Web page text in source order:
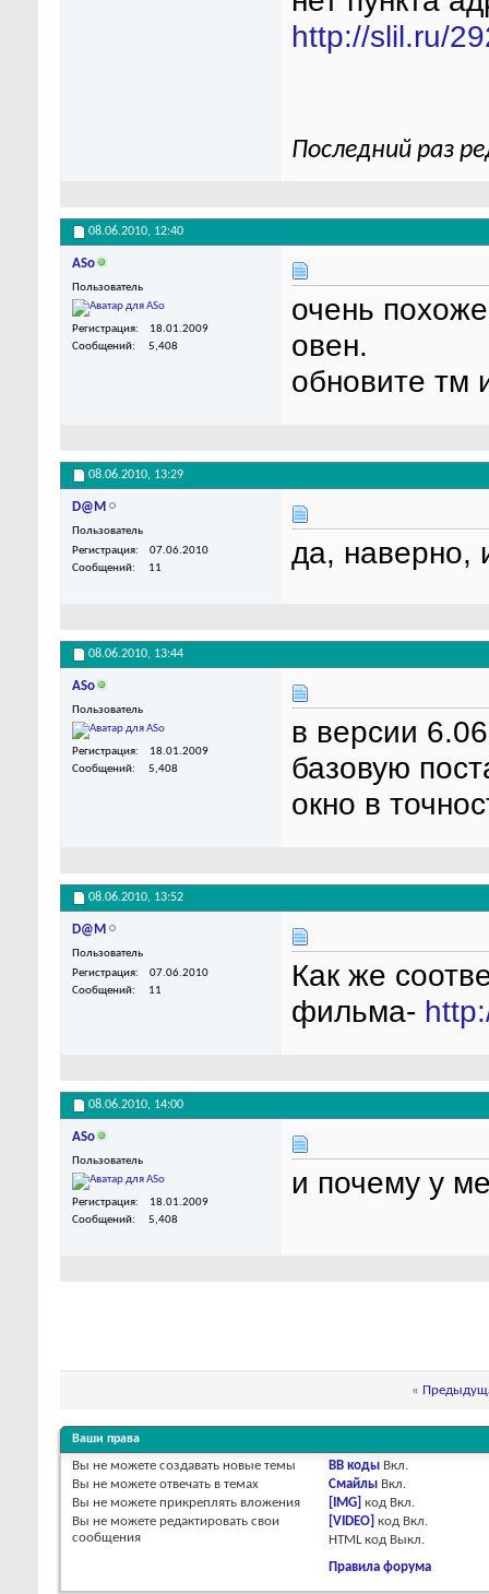
http://slil.ru/
Последний раз
08.06.2010, 12:40
ASo
Пользователь
Регистрация
18.01.2009
Сообщений
5,408
очень
овен.
обновите тм
08.06.2010, 13:29
D@M
Пользователь
Регистрация
07.06.2010
Сообщений
11 да, наверно,
08.06.2010, 13:44
ASo
Пользователь
Регистрация
18.01.2009
Сообщений
5,408
в версии
базовую
окно в
08.06.2010, 13:52
D@M
Пользователь
Регистрация
07.06.2010
Сообщений
11
Как же
фильма-
08.06.2010, 14:00
ASo
Пользователь
Регистрация
18.01.2009
Сообщений
5,408
и почему у
«
Ваши права
Вы не можете создавать новые темы
Вы не можете отвечать в темах
Вы не можете прикреплять вложения
Вы не можете редактировать свои
сообщения
BB коды Вкл.
Смайлы Вкл.
[IMG] код Вкл.
[VIDEO] код Вкл.
HTML код Выкл.
Правила форума